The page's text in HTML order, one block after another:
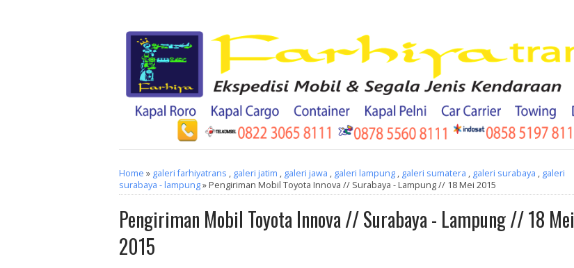
Home » galeri farhiyatrans , galeri jatim , galeri jawa , galeri lampung, galeri sumatera , galeri surabaya , galeri
surabaya - lampung» Pengiriman Mobil Toyota Innova // Surabaya - Lampung // 18 Mei 2015
Pengiriman Mobil Toyota Innova // Surabaya - Lampung // 18 Mei
2015